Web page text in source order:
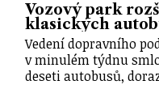
Vozový park
klasických
Vedení dopravního
v minulém týdnu
deseti autobusů,